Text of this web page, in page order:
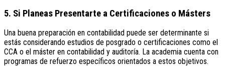
5. Si Planeas Presentarte a Certificaciones o Másters
Una buena preparación en contabilidad puede ser determinante si
estás considerando estudios de posgrado o certificaciones como el
CCA o el máster en contabilidad y auditoría. La academia cuenta con
programas de refuerzo específicos orientados a estos objetivos.